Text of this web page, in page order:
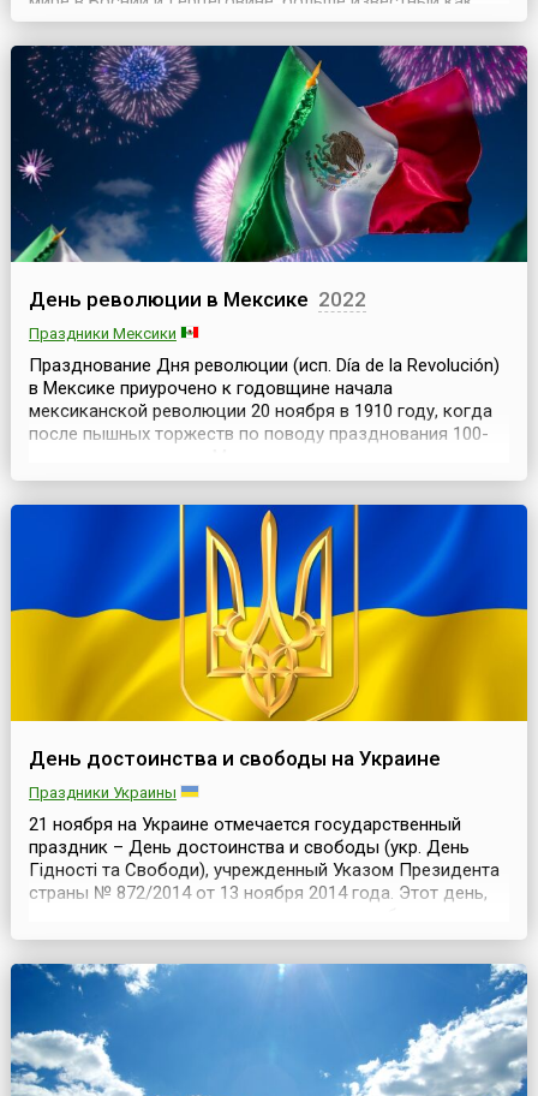
Дейтонские мирные соглашения, которыми официально
был положен конец гражданской войне в Боснии и
Герцеговине, разгоревшейся в 1991 году. Также они
стали фундаментом будущего государственного
устройства Бос...
День революции в Мексике 2022
Праздники Мексики
Празднование Дня революции (исп. Día de la Revolución)
в Мексике приурочено к годовщине начала
мексиканской революции 20 ноября в 1910 году, когда
после пышных торжеств по поводу празднования 100-
выступление во главе с Франциско Мадеро против
режима Диаса. На протяжении многих лет мексиканцы
жили в нищете. Лишь очень немногие могли позволить
День достоинства и свободы на Украине
Праздники Украины
21 ноября на Украине отмечается государственный
праздник – День достоинства и свободы (укр. День
Гідності та Свободи), учрежденный Указом Президента
страны № 872/2014 от 13 ноября 2014 года. Этот день,
утверждению принципов свободы и
демократии.История праздника берёт своё начало в
2005 году, когда находившийся у власти на Украине
Президент Викт...